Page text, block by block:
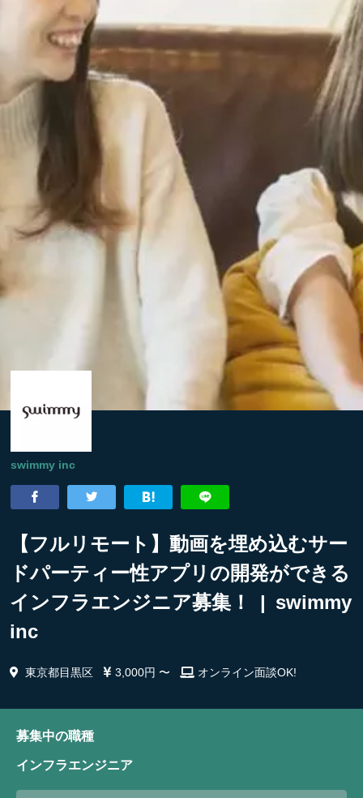
swimmy inc
【フルリモート】動画を埋め込むサー
ドパーティー性アプリの開発ができる
インフラエンジニア募集！ | swimmy
inc
東京都目黒区 3,000円 〜 オンライン面談OK!
募集中の職種
インフラエンジニア